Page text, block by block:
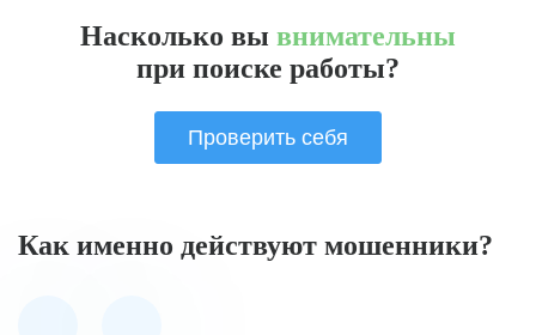
Насколько вы внимательны
при поиске работы?
Проверить себя
Как именно действуют мошенники?